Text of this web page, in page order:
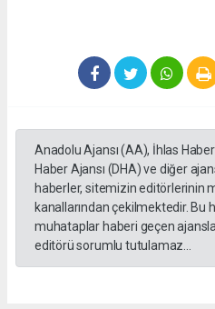
Anadolu Ajansı (AA), İhlas
Haber Ajansı (DHA) ve diğer
haberler, sitemizin editörlerinin
kanallarından çekilmektedir. Bu
muhataplar haberi geçen
editörü sorumlu tutulamaz...